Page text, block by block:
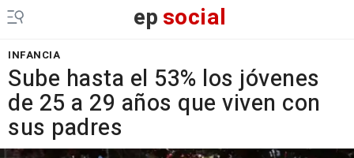
epsocial
INFANCIA
Sube hasta el 53% los jóvenes
de 25 a 29 años que viven con
sus padres